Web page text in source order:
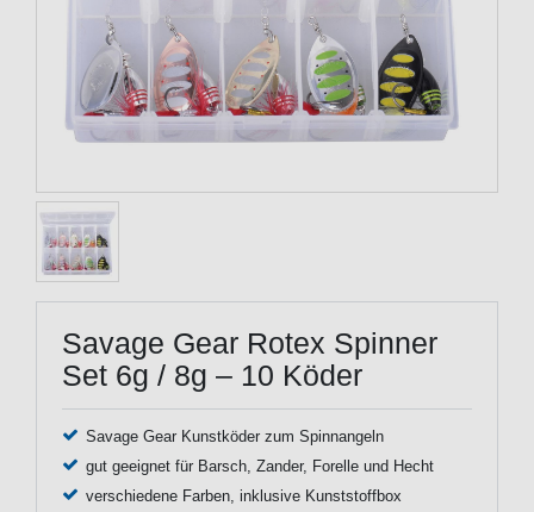
Savage Gear Rotex Spinner
Set 6g / 8g – 10 Köder
Savage Gear Kunstköder zum Spinnangeln
gut geeignet für Barsch, Zander, Forelle und Hecht
verschiedene Farben, inklusive Kunststoffbox